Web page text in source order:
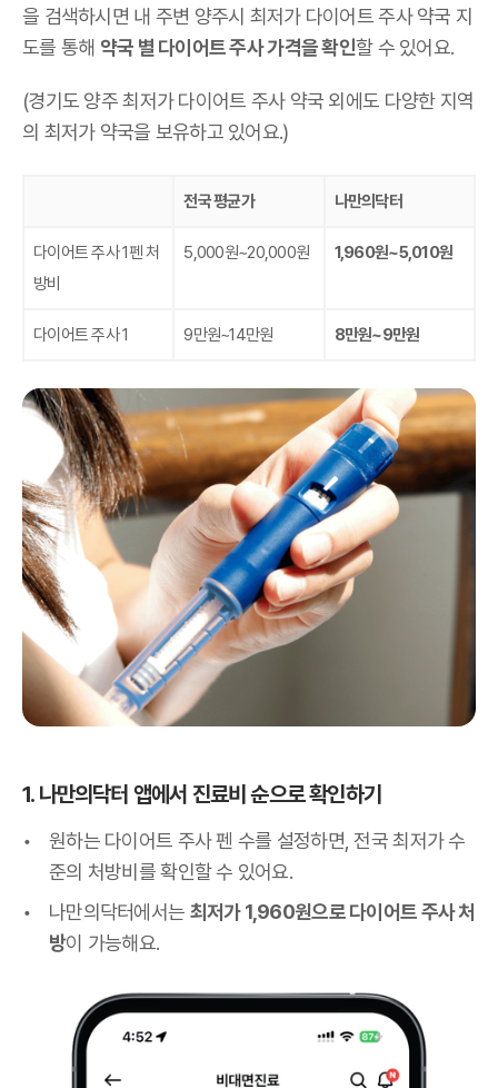
을 검색하시면 내 주변 양주시 최저가 다이어트 주사 약국 지
도를 통해 약국 별 다이어트 주사 가격을 확인할 수 있어요.
(경기도 양주 최저가 다이어트 주사 약국 외에도 다양한 지역
의 최저가 약국을 보유하고 있어요.)
전국 평균가 나만의닥터
다이어트 주사 1펜 처
방비
5,000원~20,000원 1,960원~5,010원
다이어트 주사 1 9만원~14만원 8만원~9만원
1. 나만의닥터 앱에서 진료비 순으로 확인하기
원하는 다이어트 주사 펜 수를 설정하면, 전국 최저가 수
준의 처방비를 확인할 수 있어요.
나만의닥터에서는 최저가 1,960원으로 다이어트 주사 처
방이 가능해요.